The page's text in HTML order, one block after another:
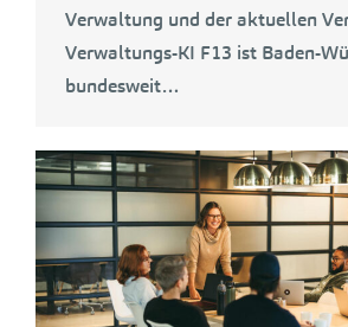
Verwaltung und der aktuellen
Verwaltungs-KI F13 ist Baden-
bundesweit…